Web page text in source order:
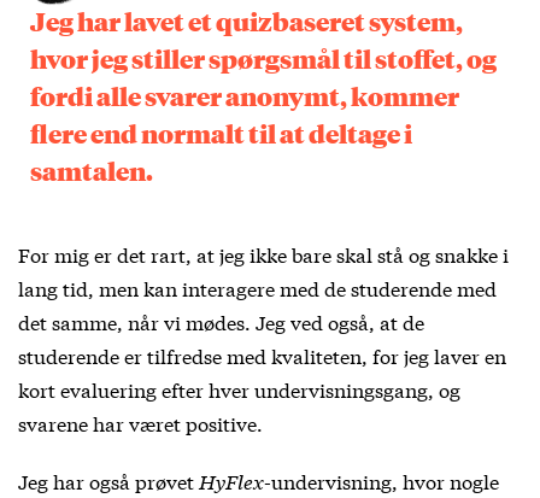
Jeg har lavet et quizbaseret system,
hvor jeg stiller spørgsmål til stoffet, og
fordi alle svarer anonymt, kommer
flere end normalt til at deltage i
samtalen.
For mig er det rart, at jeg ikke bare skal stå og snakke i
lang tid, men kan interagere med de studerende med
det samme, når vi mødes. Jeg ved også, at de
studerende er tilfredse med kvaliteten, for jeg laver en
kort evaluering efter hver undervisningsgang, og
svarene har været positive.
Jeg har også prøvet HyFlex-undervisning, hvor nogle